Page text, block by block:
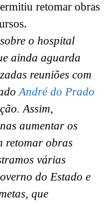
retomar obras
o hospital
ainda aguarda
reuniões com
André do Prado
Assim,
aumentar os
retomar obras
várias
do Estado e
que